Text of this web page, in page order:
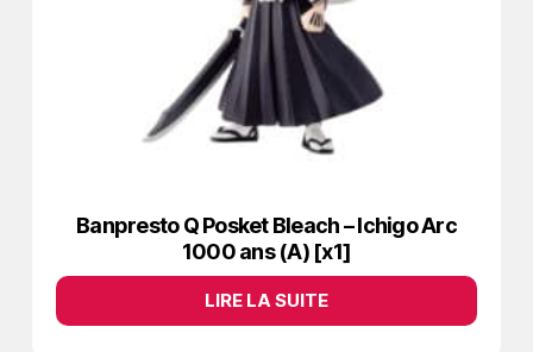
Banpresto Q Posket Bleach – Ichigo Arc
1000 ans (A) [x1]
LIRE LA SUITE